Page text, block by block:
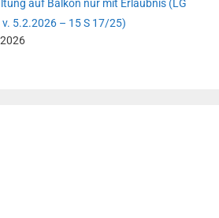
auf Balkon nur mit Erlaubnis (LG
v. 5.2.2026 – 15 S 17/25)